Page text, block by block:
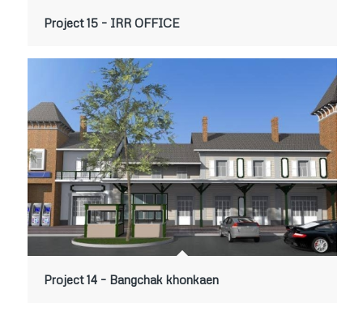
Project 15 – IRR OFFICE
Project 14 – Bangchak khonkaen